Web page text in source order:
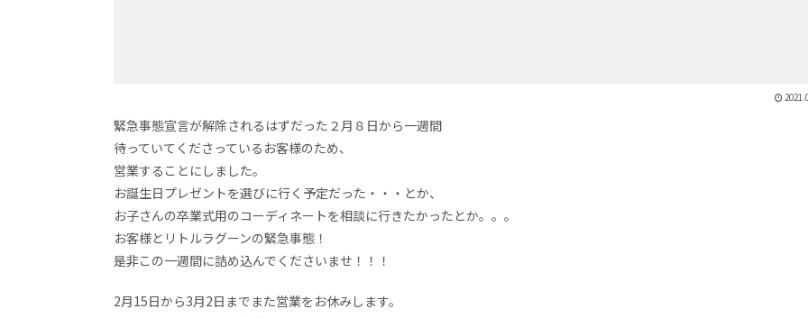
緊急事態宣言が解除されるはずだった２月８日から一週間
待っていてくださっているお客様のため、
営業することにしました。
お誕生日プレゼントを選びに行く予定だった・・・とか、
お子さんの卒業式用のコーディネートを相談に行きたかったとか。。。
お客様とリトルラグーンの緊急事態！
是非この一週間に詰め込んでくださいませ！！！
2月15日から3月2日までまた営業をお休みします。